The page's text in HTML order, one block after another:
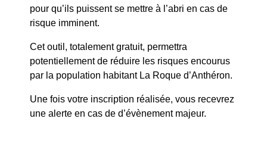
pour qu’ils puissent se mettre à l’abri en cas de
risque imminent.
Cet outil, totalement gratuit, permettra
potentiellement de réduire les risques encourus
par la population habitant La Roque d’Anthéron.
Une fois votre inscription réalisée, vous recevrez
une alerte en cas de d’évènement majeur.